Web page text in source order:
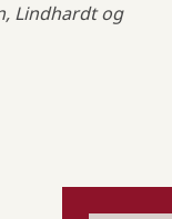
Lindhardt og